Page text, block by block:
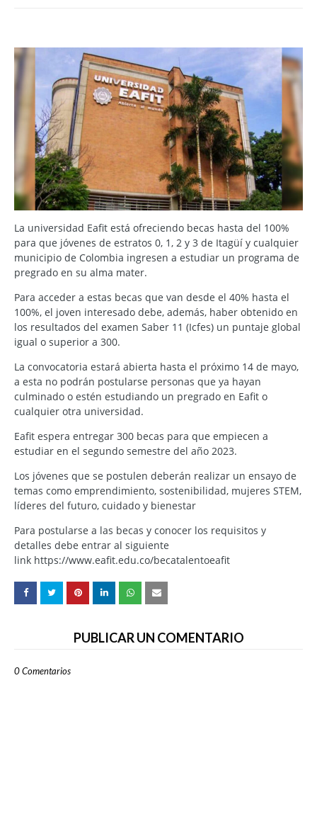
La universidad Eafit está ofreciendo becas hasta del 100%
para que jóvenes de estratos 0, 1, 2 y 3 de Itagüí y cualquier
municipio de Colombia ingresen a estudiar un programa de
pregrado en su alma mater.
Para acceder a estas becas que van desde el 40% hasta el
100%, el joven interesado debe, además, haber obtenido en
los resultados del examen Saber 11 (Icfes) un puntaje global
igual o superior a 300.
La convocatoria estará abierta hasta el próximo 14 de mayo,
a esta no podrán postularse personas que ya hayan
culminado o estén estudiando un pregrado en Eafit o
cualquier otra universidad.
Eafit espera entregar 300 becas para que empiecen a
estudiar en el segundo semestre del año 2023.
Los jóvenes que se postulen deberán realizar un ensayo de
temas como emprendimiento, sostenibilidad, mujeres STEM,
líderes del futuro, cuidado y bienestar
Para postularse a las becas y conocer los requisitos y
detalles debe entrar al siguiente
link https://www.eafit.edu.co/becatalentoeafit
PUBLICAR UN COMENTARIO
0 Comentarios